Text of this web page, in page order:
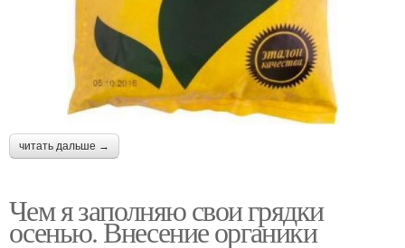
читать дальше →
Чем я заполняю свои грядки
осенью. Внесение органики